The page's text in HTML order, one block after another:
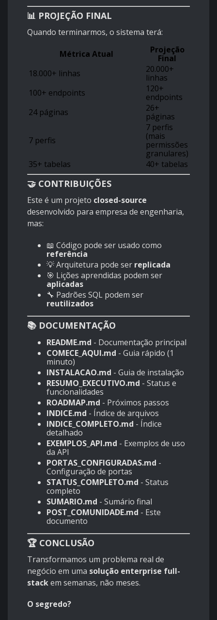
📊 PROJEÇÃO FINAL
Quando terminarmos, o sistema terá:
Métrica Atual
Projeção
Final
18.000+ linhas
20.000+
linhas
100+ endpoints
120+
endpoints
24 páginas
26+
páginas
7 perfis
7 perfis
(mais
permissões
granulares)
35+ tabelas
40+ tabelas
🤝 CONTRIBUIÇÕES
Este é um projeto closed-source
desenvolvido para empresa de engenharia,
mas:
📖 Código pode ser usado como
referência
💡 Arquitetura pode ser replicada
🎯 Lições aprendidas podem ser
aplicadas
🔧 Padrões SQL podem ser
reutilizados
📚 DOCUMENTAÇÃO
README.md - Documentação principal
COMECE_AQUI.md - Guia rápido (1
minuto)
INSTALACAO.md - Guia de instalação
RESUMO_EXECUTIVO.md - Status e
funcionalidades
ROADMAP.md - Próximos passos
INDICE.md - Índice de arquivos
INDICE_COMPLETO.md - Índice
detalhado
EXEMPLOS_API.md - Exemplos de uso
da API
PORTAS_CONFIGURADAS.md -
Configuração de portas
STATUS_COMPLETO.md - Status
completo
SUMARIO.md - Sumário final
POST_COMUNIDADE.md - Este
documento
🏆 CONCLUSÃO
Transformamos um problema real de
negócio em uma solução enterprise full-
stackem semanas, não meses.
O segredo?